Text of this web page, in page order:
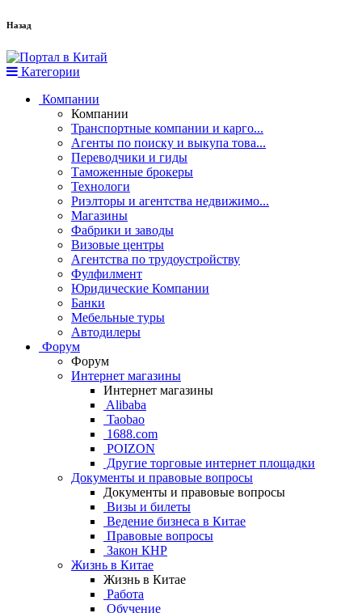
Назад
Категории
Компании
Компании
Транспортные компании и карго...
Агенты по поиску и выкупа това...
Переводчики и гиды
Таможенные брокеры
Технологи
Риэлторы и агентства недвижимо...
Магазины
Фабрики и заводы
Визовые центры
Агентства по трудоустройству
Фулфилмент
Юридические Компании
Банки
Мебельные туры
Автодилеры
Форум
Форум
Интернет магазины
Интернет магазины
Alibaba
Taobao
1688.com
POIZON
Другие торговые интернет площадки
Документы и правовые вопросы
Документы и правовые вопросы
Визы и билеты
Ведение бизнеса в Китае
Правовые вопросы
Закон КНР
Жизнь в Китае
Жизнь в Китае
Работа
Обучение